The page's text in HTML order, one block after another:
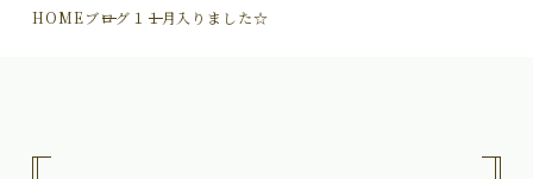
HOMEブログ １１月入りました☆